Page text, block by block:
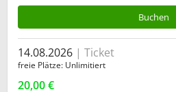
Buchen
14.08.2026 Ticket
freie Plätze Unlimitiert
20,00 €